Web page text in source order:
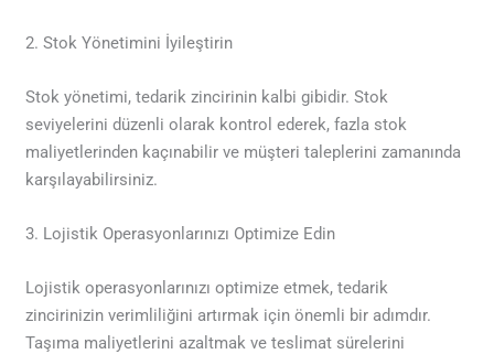
2. Stok Yönetimini İyileştirin
Stok yönetimi, tedarik zincirinin kalbi gibidir. Stok
seviyelerini düzenli olarak kontrol ederek, fazla stok
maliyetlerinden kaçınabilir ve müşteri taleplerini zamanında
karşılayabilirsiniz.
3. Lojistik Operasyonlarınızı Optimize Edin
Lojistik operasyonlarınızı optimize etmek, tedarik
zincirinizin verimliliğini artırmak için önemli bir adımdır.
Taşıma maliyetlerini azaltmak ve teslimat sürelerini